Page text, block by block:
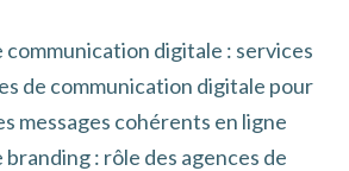
communication digitale : services
de communication digitale pour
messages cohérents en ligne
: rôle des agences de